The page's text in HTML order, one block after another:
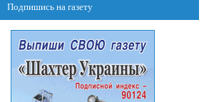
Подпишись на газету